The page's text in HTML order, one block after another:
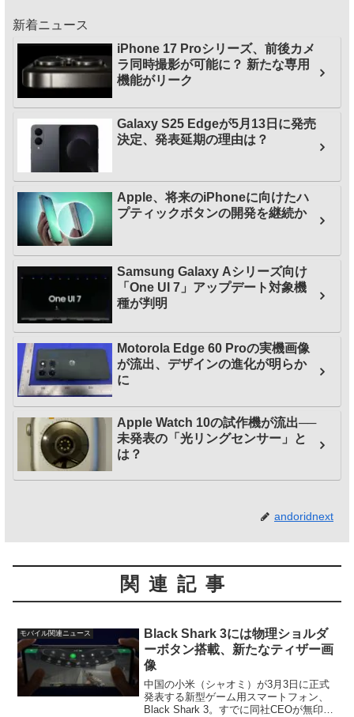
新着ニュース
iPhone 17 Proシリーズ、前後カメ
ラ同時撮影が可能に？ 新たな専用
機能がリーク
Galaxy S25 Edgeが5月13日に発売
決定、発表延期の理由は？
Apple、将来のiPhoneに向けたハ
プティックボタンの開発を継続か
Samsung Galaxy Aシリーズ向け
「One UI 7」アップデート対象機
種が判明
Motorola Edge 60 Proの実機画像
が流出、デザインの進化が明らか
に
Apple Watch 10の試作機が流出──
未発表の「光リングセンサー」と
は？
andoridnext
関連記事
モバイル関連ニュース
Black Shark 3には物理ショルダ
ーボタン搭載、新たなティザー画
像
中国の小米（シャオミ）が3月3日に正式
発表する新型ゲーム用スマートフォン、
Black Shark 3。すでに同社CEOが無印の